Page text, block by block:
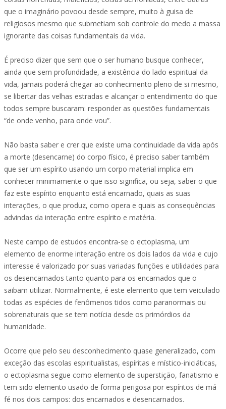
que o imaginário povoou desde sempre, muito à guisa de
religiosos mesmo que submetiam sob controle do medo a massa
ignorante das coisas fundamentais da vida.
É preciso dizer que sem que o ser humano busque conhecer,
ainda que sem profundidade, a existência do lado espiritual da
vida, jamais poderá chegar ao conhecimento pleno de si mesmo,
se libertar das velhas estradas e alcançar o entendimento do que
todos sempre buscaram: responder as questões fundamentais
“de onde venho, para onde vou”.
Não basta saber e crer que existe uma continuidade da vida após
a morte (desencarne) do corpo físico, é preciso saber também
que ser um espírito usando um corpo material implica em
conhecer minimamente o que isso significa, ou seja, saber o que
faz este espírito enquanto está encarnado, quais as suas
interações, o que produz, como opera e quais as consequências
advindas da interação entre espírito e matéria.
Neste campo de estudos encontra-se o ectoplasma, um
elemento de enorme interação entre os dois lados da vida e cujo
interesse é valorizado por suas variadas funções e utilidades para
os desencarnados tanto quanto para os encarnados que o
saibam utilizar. Normalmente, é este elemento que tem veiculado
todas as espécies de fenômenos tidos como paranormais ou
sobrenaturais que se tem notícia desde os primórdios da
humanidade.
Ocorre que pelo seu desconhecimento quase generalizado, com
exceção das escolas espiritualistas, espíritas e místico-iniciáticas,
o ectoplasma segue como elemento de superstição, fanatismo e
tem sido elemento usado de forma perigosa por espíritos de má
fé nos dois campos: dos encarnados e desencarnados.